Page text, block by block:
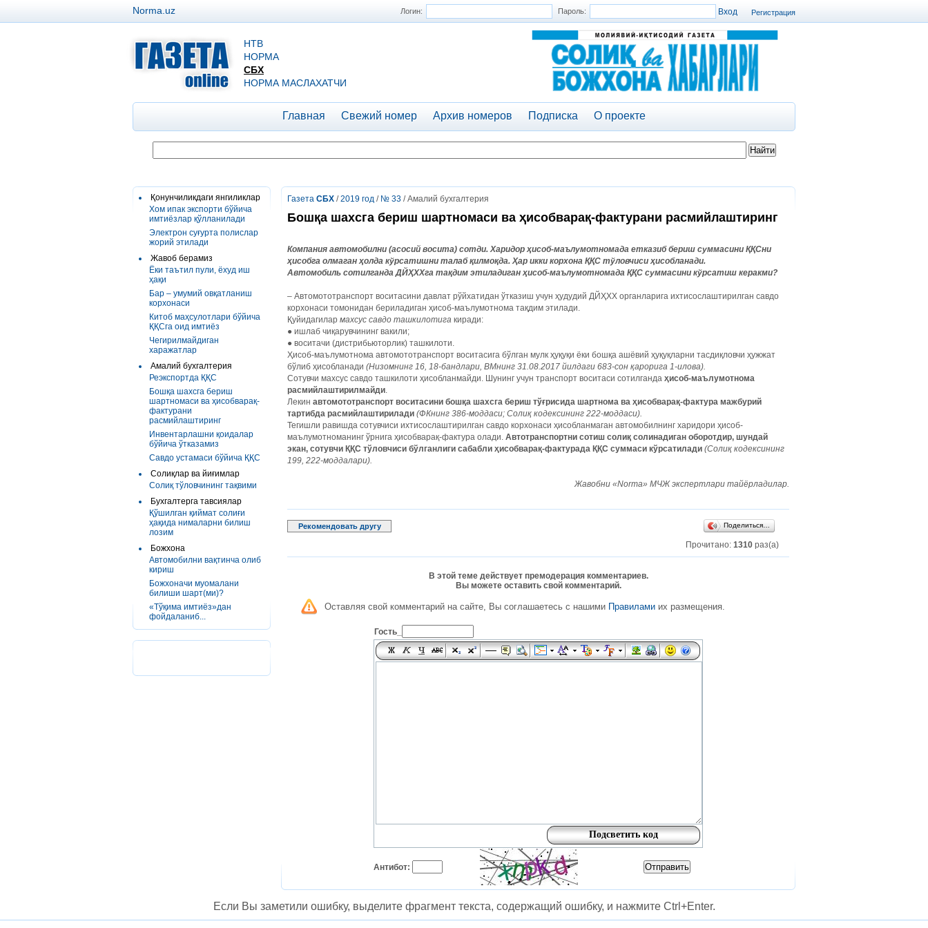
Регистрация
Логин: Пароль:
Norma.uz
НТВ
НОРМА
СБХ
НОРМА МАСЛАХАТЧИ
Главная Свежий номер Архив номеров Подписка О проекте
Қонунчиликдаги янгиликлар
Хом ипак экспорти бўйича
имтиёзлар қўлланилади
Электрон суғурта полислар
жорий этилади
Жавоб берамиз
Ёки таътил пули, ёхуд иш
ҳақи
Бар – умумий овқатланиш
корхонаси
Китоб маҳсулотлари бўйича
ҚҚСга оид имтиёз
Чегирилмайдиган
харажатлар
Амалий бухгалтерия
Реэкспортда ҚҚС
Бошқа шахсга бериш
шартномаси ва ҳисобварақ-
фактурани
расмийлаштиринг
Инвентарлашни қоидалар
бўйича ўтказамиз
Савдо устамаси бўйича ҚҚС
Солиқлар ва йиғимлар
Солиқ тўловчининг тақвими
Бухгалтерга тавсиялар
Қўшилган қиймат солиғи
ҳақида нималарни билиш
лозим
Божхона
Автомобилни вақтинча олиб
кириш
Божхоначи муомалани
билиши шарт(ми)?
«Тўқима имтиёз»дан
фойдаланиб...
Газета СБХ /2019 год / № 33 / Амалий бухгалтерия
Бошқа шахсга бериш шартномаси ва ҳисобварақ-фактурани расмийлаштиринг
Компания автомобилни (асосий восита) сотди. Харидор ҳисоб-маълумотномада етказиб бериш суммасини ҚҚСни
ҳисобга олмаган ҳолда кўрсатишни талаб қилмоқда. Ҳар икки корхона ҚҚС тўловчиси ҳисобланади.
Автомобиль сотилганда ДЙҲХХга тақдим этиладиган ҳисоб-маълумотномада ҚҚС суммасини кўрсатиш керакми?
– Автомототранспорт воситасини давлат рўйхатидан ўтказиш учун ҳудудий ДЙҲХХ органларига ихтисослаштирилган савдо
корхонаси томонидан бериладиган ҳисоб-маълумотнома тақдим этилади.
Қуйидагилар махсус савдо ташкилотига киради:
● ишлаб чиқарувчининг вакили;
● воситачи (дистрибьюторлик) ташкилоти.
Ҳисоб-маълумотнома автомототранспорт воситасига бўлган мулк ҳуқуқи ёки бошқа ашёвий ҳуқуқларни тасдиқловчи ҳужжат
бўлиб ҳисобланади (Низомнинг 16, 18-бандлари, ВМнинг 31.08.2017 йилдаги 683-сон қарорига 1-илова).
Сотувчи махсус савдо ташкилоти ҳисобланмайди. Шунинг учун транспорт воситаси сотилганда ҳисоб-маълумотнома
расмийлаштирилмайди.
Лекин автомототранспорт воситасини бошқа шахсга бериш тўғрисида шартнома ва ҳисобварақ-фактура мажбурий
тартибда расмийлаштирилади (ФКнинг 386-моддаси; Солиқ кодексининг 222-моддаси).
Тегишли равишда сотувчиси ихтисослаштирилган савдо корхонаси ҳисобланмаган автомобилнинг харидори ҳисоб-
маълумотноманинг ўрнига ҳисобварақ-фактура олади. Автотранспортни сотиш солиқ солинадиган оборотдир, шундай
экан, сотувчи ҚҚС тўловчиси бўлганлиги сабабли ҳисобварақ-фактурада ҚҚС суммаси кўрсатилади (Солиқ кодексининг
199, 222-моддалари).
Жавобни «Norma» МЧЖ экспертлари тайёрладилар.
Рекомендовать другу Поделиться…
Прочитано: 1310 раз(а)
В этой теме действует премодерация комментариев.
Вы можете оставить свой комментарий.
Оставляя свой комментарий на сайте, Вы соглашаетесь с нашими Правилами их размещения.
Гость_
Антибот:
Если Вы заметили ошибку, выделите фрагмент текста, содержащий ошибку, и нажмите Ctrl+Enter.